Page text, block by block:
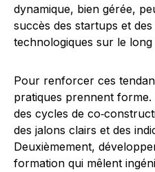
dynamique, bien gérée,
succès des startups et
technologiques sur le long
Pour renforcer ces
pratiques prennent
des cycles de
des jalons clairs et des
Deuxièmement,
formation qui mêlent